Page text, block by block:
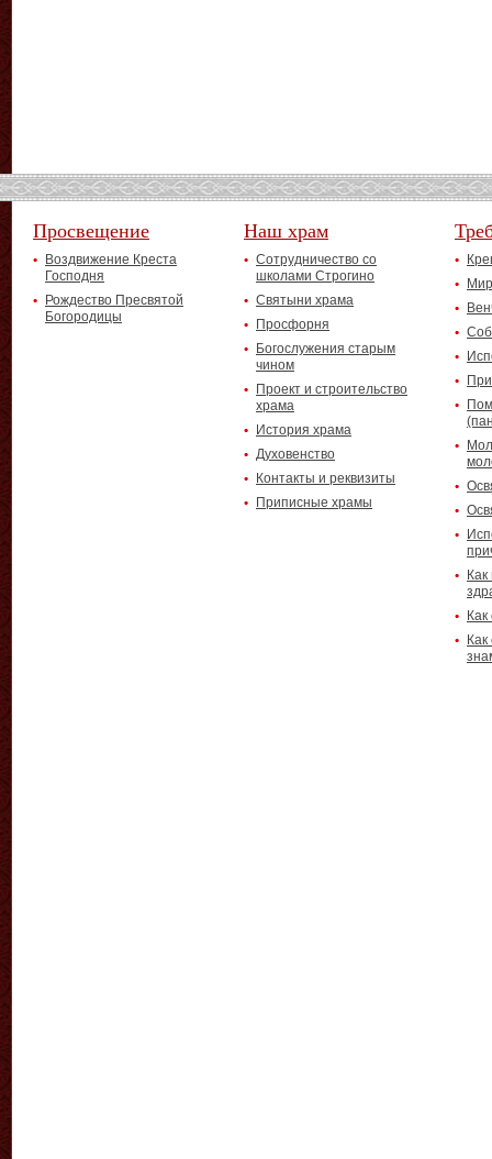
Просвещение
Воздвижение Креста
Господня
Рождество Пресвятой
Богородицы
Наш храм
Сотрудничество со
школами Строгино
Святыни храма
Просфорня
Богослужения старым
чином
Проект и строительство
храма
История храма
Духовенство
Контакты и реквизиты
Приписные храмы
Как